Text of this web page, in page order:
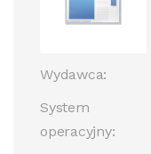
Wydawca:
System
operacyjny: